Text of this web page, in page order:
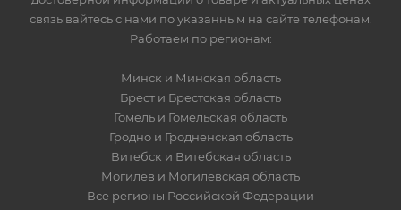
связывайтесь с нами по указанным на сайте телефонам.
Работаем по регионам:
Минск и Минская область
Брест и Брестская область
Гомель и Гомельская область
Гродно и Гродненская область
Витебск и Витебская область
Могилев и Могилевская область
Все регионы Российской Федерации